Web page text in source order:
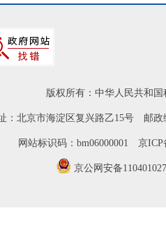
版权所有：中华人民共和
：北京市海淀区复兴路乙15号 邮
网站标识码：bm06000001 京ICP
京公网安备